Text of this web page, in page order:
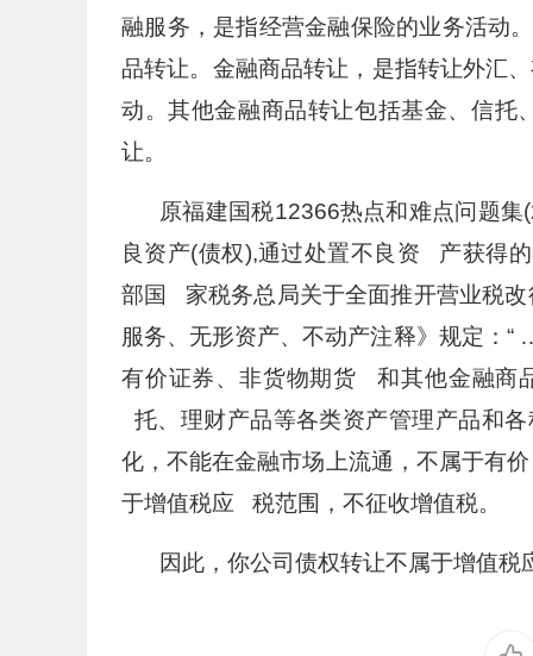
融服务，是指经营金融保险的业务活动
品转让。金融商品转让，是指转让外汇
动。其他金融商品转让包括基金、信托
让。
原福建国税12366热点和难点问题
良资产(债权),通过处置不良资 产获得
部国 家税务总局关于全面推开营业税
服务、无形资产、不动产注释》规定：
有价证券、非货物期货 和其他金融商
托、理财产品等各类资产管理产品和
化，不能在金融市场上流通，不属于有
于增值税应 税范围，不征收增值税。
因此，你公司债权转让不属于增值税